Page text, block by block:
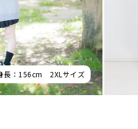
長：156cm 2XLサイズ